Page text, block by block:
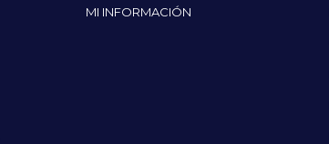
MI INFORMACIÓN